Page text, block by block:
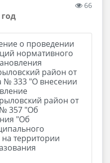
66
год
о проведении
нормативного
район от
№ 333 "О внесении
район от
№ 357 "Об
"Об
территории